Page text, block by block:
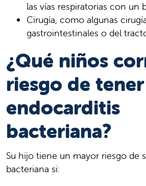
las vías respiratorias con un
Cirugía, como algunas
gastrointestinales o del
¿Qué niños
riesgo de tener
endocarditis
bacteriana?
Su hijo tiene un mayor riesgo de
bacteriana si: